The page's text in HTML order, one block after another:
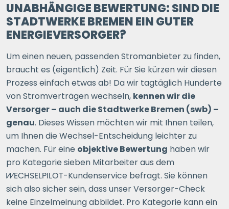
UNABHÄNGIGE BEWERTUNG: SIND DIE
STADTWERKE BREMEN EIN GUTER
ENERGIEVERSORGER?
Um einen neuen, passenden Stromanbieter zu finden,
braucht es (eigentlich) Zeit. Für Sie kürzen wir diesen
Prozess einfach etwas ab! Da wir tagtäglich Hunderte
von Stromverträgen wechseln, kennen wir die
Versorger – auch die Stadtwerke Bremen (swb) –
genau. Dieses Wissen möchten wir mit Ihnen teilen,
um Ihnen die Wechsel-Entscheidung leichter zu
machen. Für eine objektive Bewertung haben wir
pro Kategorie sieben Mitarbeiter aus dem
WECHSELPILOT-Kundenservice befragt. Sie können
sich also sicher sein, dass unser Versorger-Check
keine Einzelmeinung abbildet. Pro Kategorie kann ein